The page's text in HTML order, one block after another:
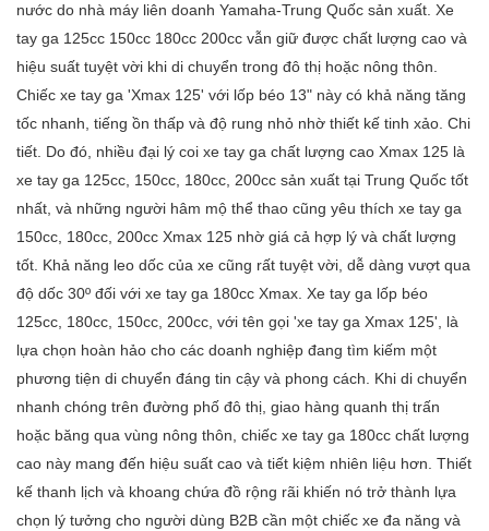
nước do nhà máy liên doanh Yamaha-Trung Quốc sản xuất. Xe
tay ga 125cc 150cc 180cc 200cc vẫn giữ được chất lượng cao và
hiệu suất tuyệt vời khi di chuyển trong đô thị hoặc nông thôn.
Chiếc xe tay ga 'Xmax 125' với lốp béo 13" này có khả năng tăng
tốc nhanh, tiếng ồn thấp và độ rung nhỏ nhờ thiết kế tinh xảo. Chi
tiết. Do đó, nhiều đại lý coi xe tay ga chất lượng cao Xmax 125 là
xe tay ga 125cc, 150cc, 180cc, 200cc sản xuất tại Trung Quốc tốt
nhất, và những người hâm mộ thể thao cũng yêu thích xe tay ga
150cc, 180cc, 200cc Xmax 125 nhờ giá cả hợp lý và chất lượng
tốt. Khả năng leo dốc của xe cũng rất tuyệt vời, dễ dàng vượt qua
độ dốc 30º đối với xe tay ga 180cc Xmax. Xe tay ga lốp béo
125cc, 180cc, 150cc, 200cc, với tên gọi 'xe tay ga Xmax 125', là
lựa chọn hoàn hảo cho các doanh nghiệp đang tìm kiếm một
phương tiện di chuyển đáng tin cậy và phong cách. Khi di chuyển
nhanh chóng trên đường phố đô thị, giao hàng quanh thị trấn
hoặc băng qua vùng nông thôn, chiếc xe tay ga 180cc chất lượng
cao này mang đến hiệu suất cao và tiết kiệm nhiên liệu hơn. Thiết
kế thanh lịch và khoang chứa đồ rộng rãi khiến nó trở thành lựa
chọn lý tưởng cho người dùng B2B cần một chiếc xe đa năng và